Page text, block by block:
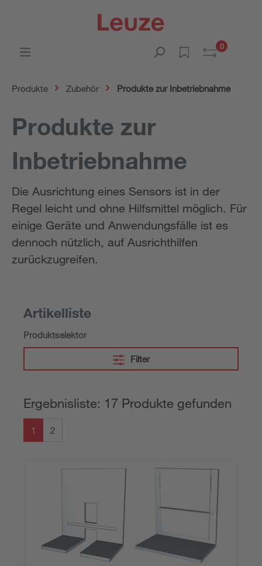
0
Produkte Zubehör Produkte zur Inbetriebnahme
Produkte zur
Inbetriebnahme
Die Ausrichtung eines Sensors ist in der
Regel leicht und ohne Hilfsmittel möglich. Für
einige Geräte und Anwendungsfälle ist es
dennoch nützlich, auf Ausrichthilfen
zurückzugreifen.
Artikelliste
Produktselektor
Filter
Ergebnisliste: 17 Produkte gefunden
1 2